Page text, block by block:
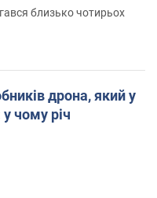
близько чотирьох
дрона, який у
у чому річ